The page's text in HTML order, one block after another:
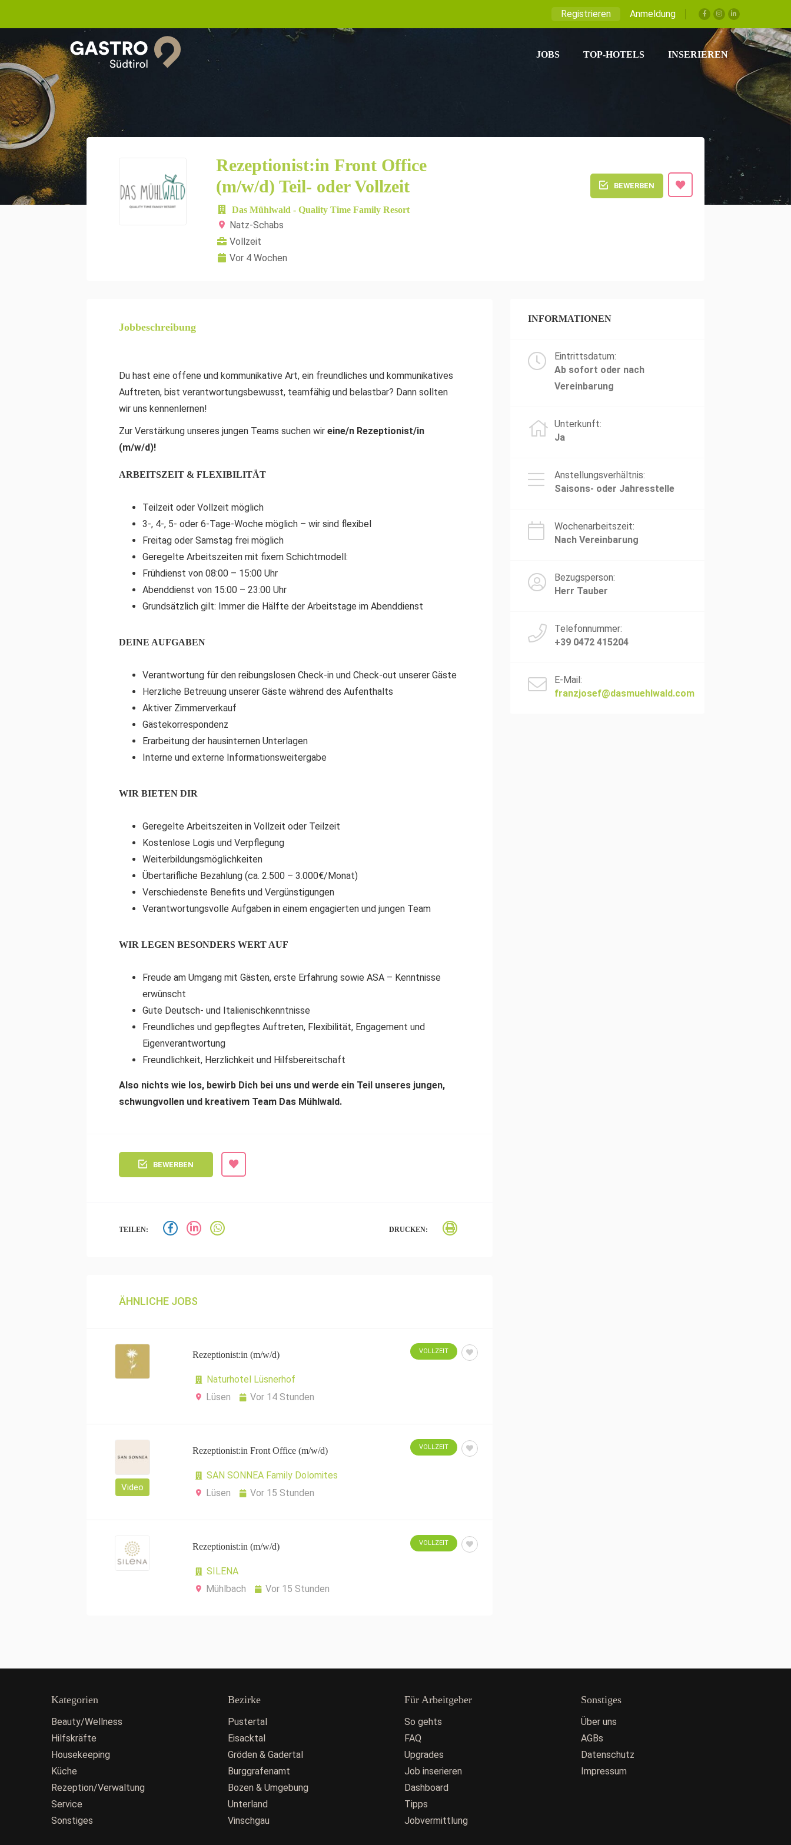
Registrieren Anmeldung
JOBS TOP-HOTELS INSERIEREN
Rezeptionist:in Front Office
(m/w/d) Teil- oder Vollzeit
Das Mühlwald - Quality Time Family Resort
Natz-Schabs
Vollzeit
Vor 4 Wochen
BEWERBEN
Jobbeschreibung
Du hast eine offene und kommunikative Art, ein freundliches und kommunikatives
Auftreten, bist verantwortungsbewusst, teamfähig und belastbar? Dann sollten
wir uns kennenlernen!
Zur Verstärkung unseres jungen Teams suchen wir eine/n Rezeptionist/in
(m/w/d)!
ARBEITSZEIT & FLEXIBILITÄT
Teilzeit oder Vollzeit möglich
3-, 4-, 5- oder 6-Tage-Woche möglich – wir sind flexibel
Freitag oder Samstag frei möglich
Geregelte Arbeitszeiten mit fixem Schichtmodell:
Frühdienst von 08:00 – 15:00 Uhr
Abenddienst von 15:00 – 23:00 Uhr
Grundsätzlich gilt: Immer die Hälfte der Arbeitstage im Abenddienst
DEINE AUFGABEN
Verantwortung für den reibungslosen Check-in und Check-out unserer Gäste
Herzliche Betreuung unserer Gäste während des Aufenthalts
Aktiver Zimmerverkauf
Gästekorrespondenz
Erarbeitung der hausinternen Unterlagen
Interne und externe Informationsweitergabe
WIR BIETEN DIR
Geregelte Arbeitszeiten in Vollzeit oder Teilzeit
Kostenlose Logis und Verpflegung
Weiterbildungsmöglichkeiten
Übertarifliche Bezahlung (ca. 2.500 – 3.000€/Monat)
Verschiedenste Benefits und Vergünstigungen
Verantwortungsvolle Aufgaben in einem engagierten und jungen Team
WIR LEGEN BESONDERS WERT AUF
Freude am Umgang mit Gästen, erste Erfahrung sowie ASA – Kenntnisse
erwünscht
Gute Deutsch- und Italienischkenntnisse
Freundliches und gepflegtes Auftreten, Flexibilität, Engagement und
Eigenverantwortung
Freundlichkeit, Herzlichkeit und Hilfsbereitschaft
Also nichts wie los, bewirb Dich bei uns und werde ein Teil unseres jungen,
schwungvollen und kreativem Team Das Mühlwald.
BEWERBEN
TEILEN: DRUCKEN:
ÄHNLICHE JOBS
Rezeptionist:in (m/w/d)
Naturhotel Lüsnerhof
Lüsen
Vor 14 Stunden
VOLLZEIT
Video
Rezeptionist:in Front Office (m/w/d)
SAN SONNEA Family Dolomites
Lüsen
Vor 15 Stunden
VOLLZEIT
Rezeptionist:in (m/w/d)
SILENA
Mühlbach
Vor 15 Stunden
VOLLZEIT
INFORMATIONEN
Eintrittsdatum:
Ab sofort oder nach
Vereinbarung
Unterkunft:
Ja
Anstellungsverhältnis:
Saisons- oder Jahresstelle
Wochenarbeitszeit:
Nach Vereinbarung
Bezugsperson:
Herr Tauber
Telefonnummer:
+39 0472 415204
E-Mail:
franzjosef@dasmuehlwald.com
Kategorien
Beauty/Wellness
Hilfskräfte
Housekeeping
Küche
Rezeption/Verwaltung
Service
Sonstiges
Bezirke
Pustertal
Eisacktal
Gröden & Gadertal
Burggrafenamt
Bozen & Umgebung
Unterland
Vinschgau
Für Arbeitgeber
So gehts
FAQ
Upgrades
Job inserieren
Dashboard
Tipps
Jobvermittlung
Sonstiges
Über uns
AGBs
Datenschutz
Impressum